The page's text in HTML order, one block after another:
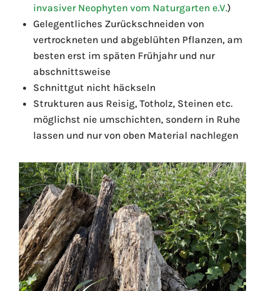
invasiver Neophyten vom Naturgarten e.V.)
Gelegentliches Zurückschneiden von
vertrockneten und abgeblühten Pflanzen, am
besten erst im späten Frühjahr und nur
abschnittsweise
Schnittgut nicht häckseln
Strukturen aus Reisig, Totholz, Steinen etc.
möglichst nie umschichten, sondern in Ruhe
lassen und nur von oben Material nachlegen